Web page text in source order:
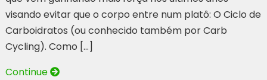
visando evitar que o corpo entre num platô: O Ciclo de
Carboidratos (ou conhecido também por Carb
Cycling). Como […]
Continue